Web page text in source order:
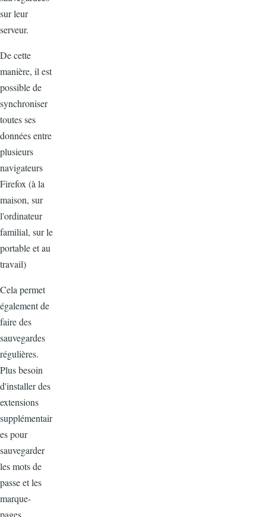
sur leur
serveur.
De cette
manière, il est
possible de
synchroniser
toutes ses
données entre
plusieurs
navigateurs
Firefox (à la
maison, sur
l'ordinateur
familial, sur le
portable et au
travail)
Cela permet
également de
faire des
sauvegardes
régulières.
Plus besoin
d'installer des
extensions
supplémentair
es pour
sauvegarder
les mots de
passe et les
marque-
pages.